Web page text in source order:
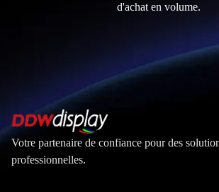
d'achat en volume.
Votre partenaire de confiance pour des
professionnelles.